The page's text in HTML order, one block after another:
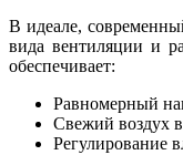
В идеале,
вида вентиляции и
обеспечивает:
Равномерный
Свежий воздух
Регулирование